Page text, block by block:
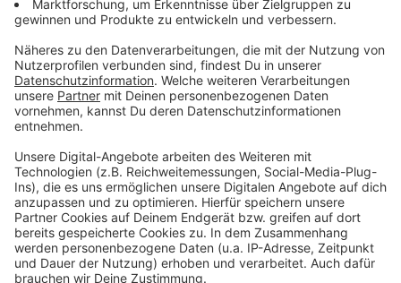
Anzeige
Adresse Impfstelle Rösrath: Kölner Straße 51
Adresse Impfstelle Overath: Hauptstraße 78
Anzeige
Anzeige